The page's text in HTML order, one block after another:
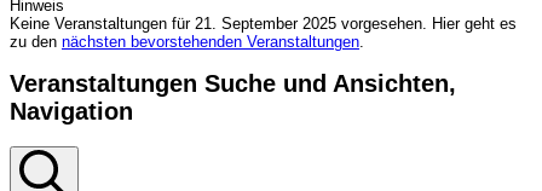
Hinweis
Keine Veranstaltungen für 21. September 2025 vorgesehen. Hier geht es
zu den nächsten bevorstehenden Veranstaltungen.
Veranstaltungen Suche und Ansichten,
Navigation